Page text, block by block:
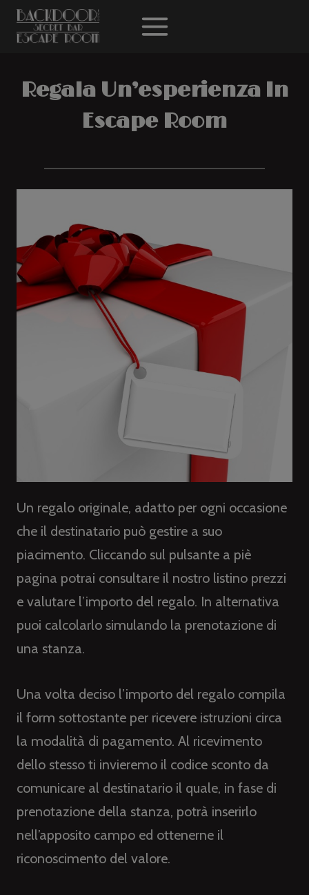
Salta
Regala Un’esperienza In
Escape Room
Un regalo originale, adatto per ogni occasione
che il destinatario può gestire a suo
piacimento. Cliccando sul pulsante a piè
pagina potrai consultare il nostro listino prezzi
e valutare l’importo del regalo. In alternativa
puoi calcolarlo simulando la prenotazione di
una stanza.
Una volta deciso l’importo del regalo compila
il form sottostante per ricevere istruzioni circa
la modalità di pagamento. Al ricevimento
dello stesso ti invieremo il codice sconto da
comunicare al destinatario il quale, in fase di
prenotazione della stanza, potrà inserirlo
nell’apposito campo ed ottenerne il
riconoscimento del valore.